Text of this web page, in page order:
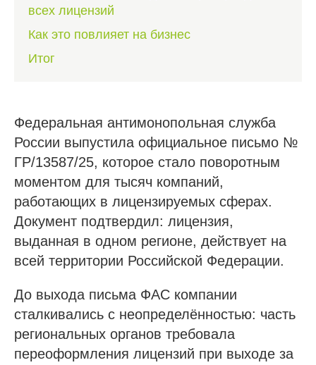
всех лицензий
Как это повлияет на бизнес
Итог
Федеральная антимонопольная служба
России выпустила официальное письмо №
ГР/13587/25, которое стало поворотным
моментом для тысяч компаний,
работающих в лицензируемых сферах.
Документ подтвердил: лицензия,
выданная в одном регионе, действует на
всей территории Российской Федерации.
До выхода письма ФАС компании
сталкивались с неопределённостью: часть
региональных органов требовала
переоформления лицензий при выходе за